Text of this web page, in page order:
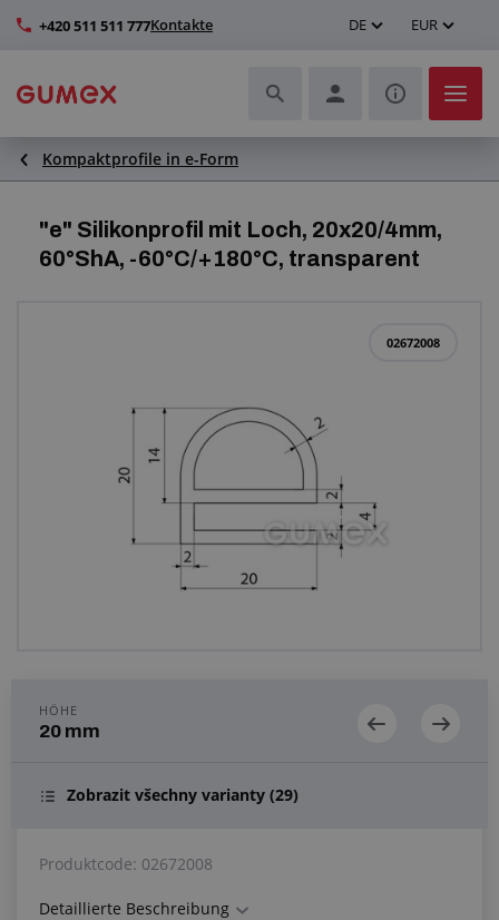
+420 511 511 777Kontakte DE EUR
Schläuche und deren Komplettierung
Profile und Herstellung von Dichtungen
Weitere Gummi- und Kunststoffprodukte
Alles über den Einkauf
Kompaktprofile in e-Form
"e" Silikonprofil mit Loch, 20x20/4mm,
60°ShA, -60°C/+180°C, transparent
02672008
HÖHE
20 mm
Zobrazit všechny varianty (29)
Produktcode: 02672008
Detaillierte Beschreibung